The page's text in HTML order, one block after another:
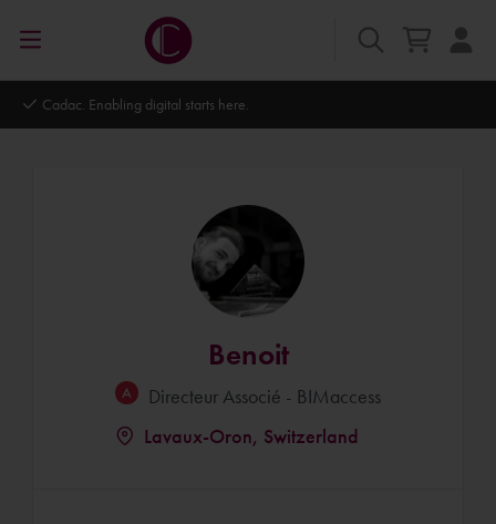
Cadac. Enabling digital starts here.
Benoit
Directeur Associé - BIMaccess
Lavaux-Oron, Switzerland